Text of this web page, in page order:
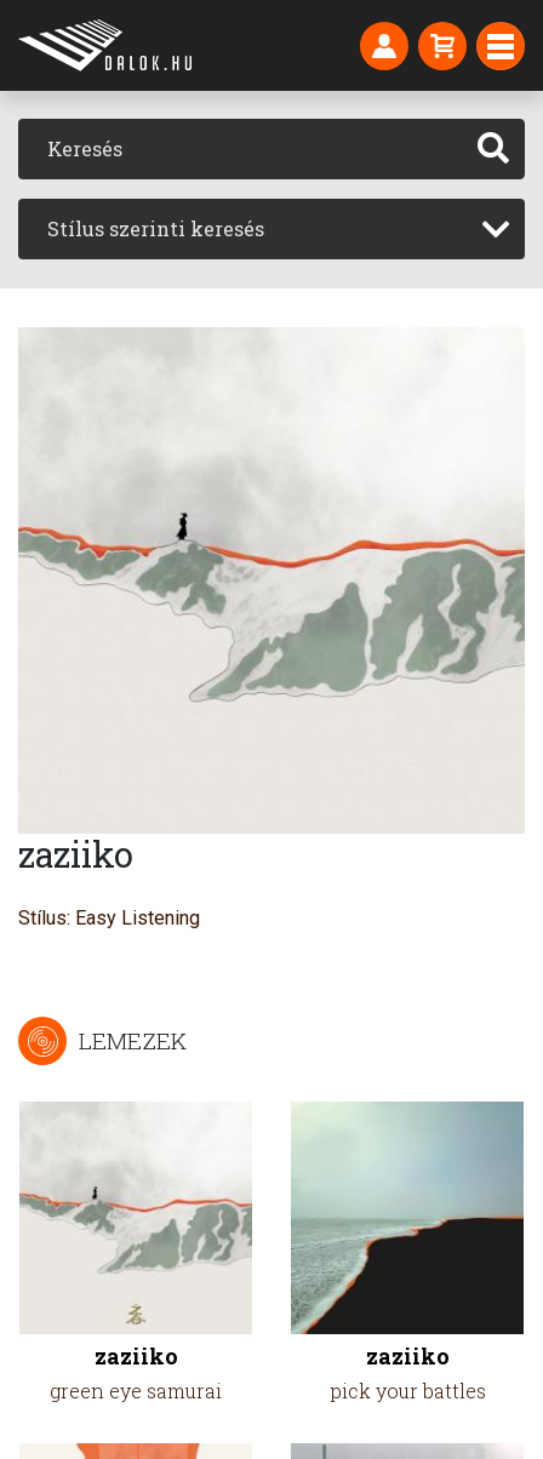
Stílus szerinti keresés
zaziiko
Stílus: Easy Listening
LEMEZEK
zaziiko
green eye samurai
zaziiko
pick your battles